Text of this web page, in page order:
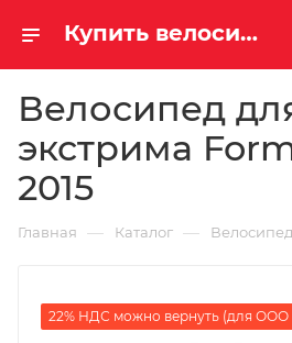
Купить велосипед для экстрима Format 9222 2015 за 58600.00000000 руб. в Саратове и Энгельсе
Велосипед
экстрима
2015
Главная — Каталог —
22% НДС можно вернуть (для